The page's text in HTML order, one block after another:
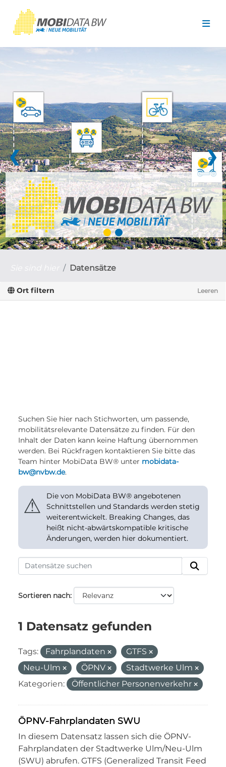
❮ ❯
Datensätze
Ort filtern Leeren
Suchen Sie hier nach Stichworten, um passende,
mobilitätsrelevante Datensätze zu finden. Für den
Inhalt der Daten kann keine Haftung übernommen
werden. Bei Rückfragen kontaktieren Sie bitte das
Team hinter MobiData BW® unter mobidata-
bw@nvbw.de.
⚠
Die von MobiData BW® angebotenen
Schnittstellen und Standards werden stetig
weiterentwickelt. Breaking Changes, das
heißt nicht-abwärtskompatible kritische
Änderungen, werden hier dokumentiert.
Sortieren nach
1 Datensatz gefunden
Tags: Fahrplandaten
GTFS
Neu-Ulm
ÖPNV
Stadtwerke Ulm
Kategorien:
Öffentlicher Personenverkehr
ÖPNV-Fahrplandaten SWU
In diesem Datensatz lassen sich die ÖPNV-
Fahrplandaten der Stadtwerke Ulm/Neu-Ulm
(SWU) abrufen. GTFS (Generalized Transit Feed